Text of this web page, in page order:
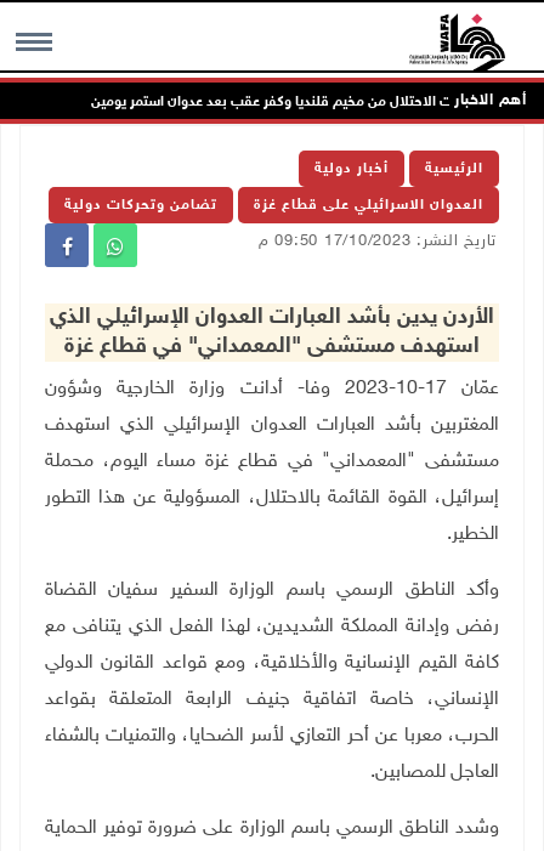
MENU أهم الاخبار
قوات الاحتلال من مخيم قلنديا وكفر عقب بعد عدوان استمر يومين
الرئيسية أخبار دولية
العدوان الاسرائيلي على قطاع غزة تضامن وتحركات دولية
تاريخ النشر: 17/10/2023 09:50 م
الأردن يدين بأشد العبارات العدوان الإسرائيلي الذي
استهدف مستشفى "المعمداني" في قطاع غزة
عمّان 17-10-2023 وفا- أدانت وزارة الخارجية وشؤون
المغتربين بأشد العبارات العدوان الإسرائيلي الذي استهدف
مستشفى "المعمداني" في قطاع غزة مساء اليوم، محملة
إسرائيل، القوة القائمة بالاحتلال، المسؤولية عن هذا التطور
الخطير.
‏وأكد الناطق الرسمي باسم الوزارة السفير سفيان القضاة
رفض وإدانة المملكة الشديدين، لهذا الفعل الذي يتنافى مع
كافة القيم الإنسانية والأخلاقية، ومع قواعد القانون الدولي
الإنساني، خاصة اتفاقية جنيف الرابعة المتعلقة بقواعد
الحرب، معربا عن أحر التعازي لأسر الضحايا، والتمنيات بالشفاء
العاجل للمصابين.
‏وشدد الناطق الرسمي باسم الوزارة على ضرورة توفير الحماية